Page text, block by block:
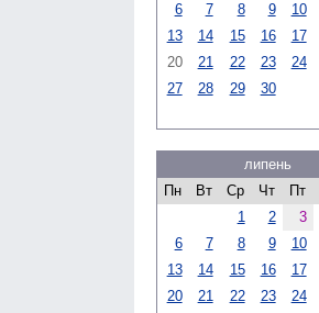
6
7 8 9 10
13
14 15 16 17
20
21 22 23 24
27
28 29 30
липень
Пн
Вт Ср Чт Пт
1
2 3
6
7 8 9 10
13
14 15 16 17
20
21 22 23 24